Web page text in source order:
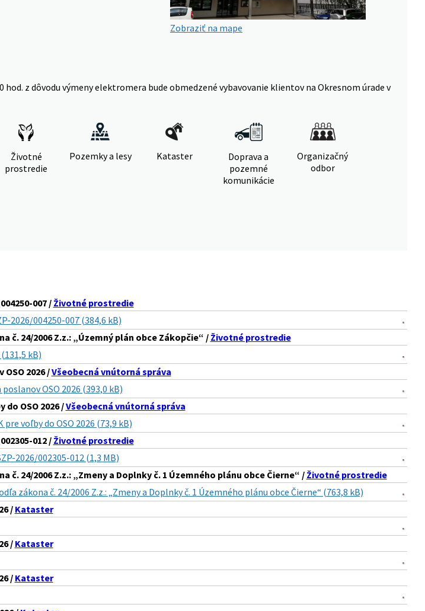
Zobraziť na mape
hod. z dôvodu výmeny elektromera bude obmedzené vybavovanie klientov na Okresnom úrade v
Životné
prostredie
Pozemky a lesy Kataster
Doprava a
pozemné
komunikácie
Organizačný
odbor
007 / Životné prostredie
2026/004250-007 (384,6 kB)
č. 24/2006 Z.z.: „Územný plán obce Zákopčie“ / Životné prostredie
kB)
2026 /Všeobecná vnútorná správa
OSO 2026 (393,0 kB)
OSO 2026 /Všeobecná vnútorná správa
voľby do OSO 2026 (73,9 kB)
012 / Životné prostredie
2026/002305-012 (1,3 MB)
24/2006 Z.z.: „Zmeny a Doplnky č. 1 Územného plánu obce Čierne“ /Životné prostredie
zákona č. 24/2006 Z.z.: „Zmeny a Doplnky č. 1 Územného plánu obce Čierne“ (763,8 kB)
/ Kataster
/ Kataster
/ Kataster